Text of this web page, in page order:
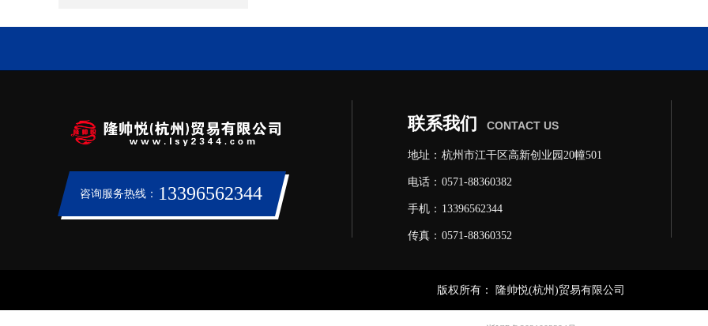
咨询服务热线： 13396562344
联系我们 CONTACT US
地址： 杭州市江干区高新创业园20幢501
电话： 0571-88360382
手机： 13396562344
传真： 0571-88360352
版权所有： 隆帅悦(杭州)贸易有限公司